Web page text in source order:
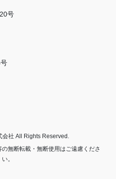
号
社 All Rights Reserved.
無断転載・無断使用はご遠慮くださ
い。